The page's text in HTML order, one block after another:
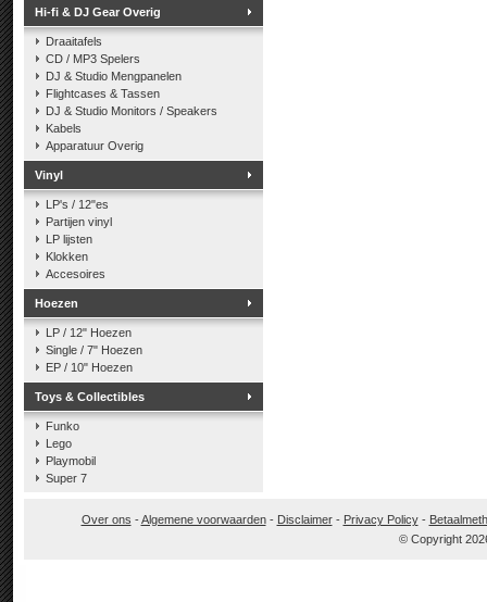
Hi-fi & DJ Gear Overig
Draaitafels
CD / MP3 Spelers
DJ & Studio Mengpanelen
Flightcases & Tassen
DJ & Studio Monitors / Speakers
Kabels
Apparatuur Overig
Vinyl
LP's / 12"es
Partijen vinyl
LP lijsten
Klokken
Accesoires
Hoezen
LP / 12" Hoezen
Single / 7" Hoezen
EP / 10" Hoezen
Toys & Collectibles
Funko
Lego
Playmobil
Super 7
Over ons -Algemene voorwaarden- Disclaimer- Privacy Policy-
© Copyright